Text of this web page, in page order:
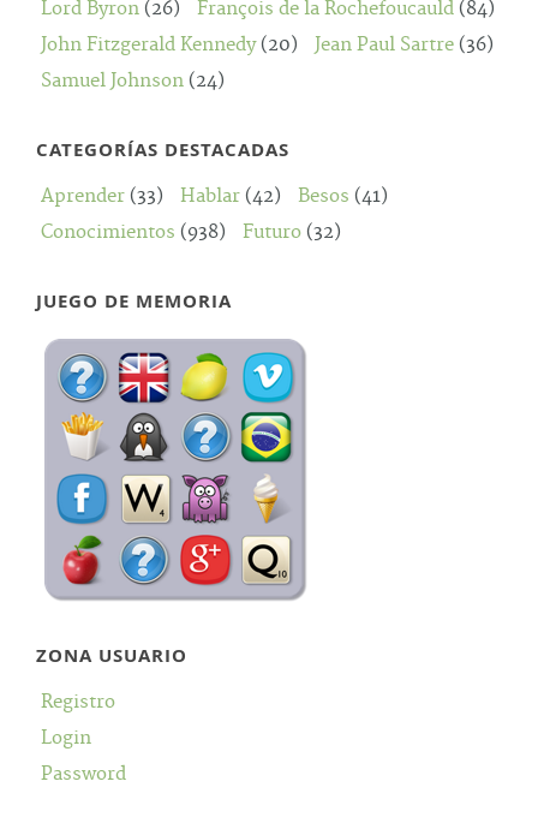
Lord Byron (26) François de la Rochefoucauld (84)
John Fitzgerald Kennedy(20) Jean Paul Sartre (36)
Samuel Johnson (24)
CATEGORÍAS DESTACADAS
Aprender (33) Hablar (42) Besos (41)
Conocimientos (938) Futuro (32)
JUEGO DE MEMORIA
ZONA USUARIO
Registro
Login
Password